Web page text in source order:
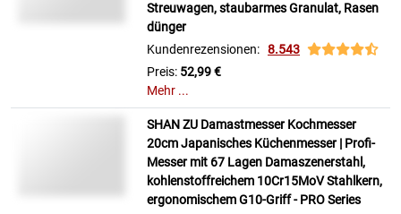
Streuwagen, staubarmes Granulat, Rasen
dünger
Kundenrezensionen: 8.543
Preis: 52,99 €
Mehr ...
SHAN ZU Damastmesser Kochmesser
20cm Japanisches Küchenmesser | Profi-
Messer mit 67 Lagen Damaszenerstahl,
kohlenstoffreichem 10Cr15MoV Stahlkern,
ergonomischem G10-Griff - PRO Series